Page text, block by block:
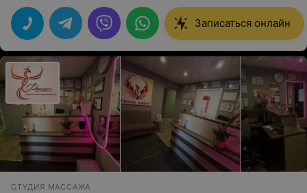
хороший, брови растут)Буду продолжать и надеюсь
полностью получится их отрастить!
Записаться онлайн
СТУДИЯ МАССАЖА